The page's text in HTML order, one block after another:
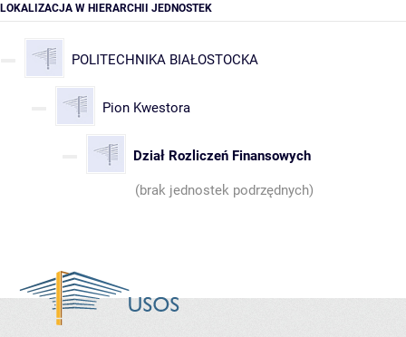
LOKALIZACJA W HIERARCHII JEDNOSTEK
POLITECHNIKA BIAŁOSTOCKA
Pion Kwestora
Dział Rozliczeń Finansowych
(brak jednostek podrzędnych)